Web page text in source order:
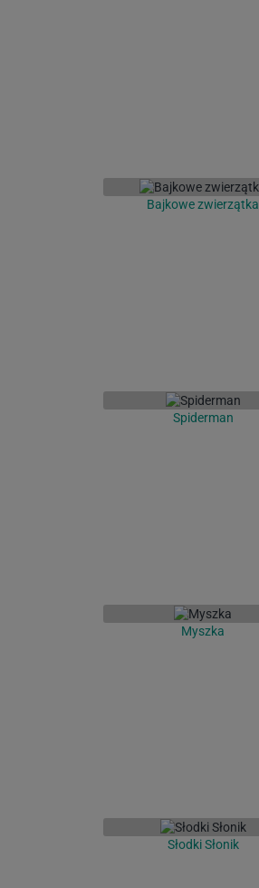
Bajkowe zwierzątka
Spiderman
Myszka
Słodki Słonik